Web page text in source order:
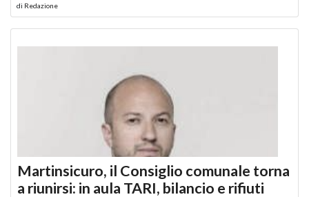
di Redazione
Martinsicuro, il Consiglio comunale torna
a riunirsi: in aula TARI, bilancio e rifiuti